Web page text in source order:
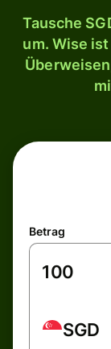
Tausche
um. Wise
Betrag
SGD